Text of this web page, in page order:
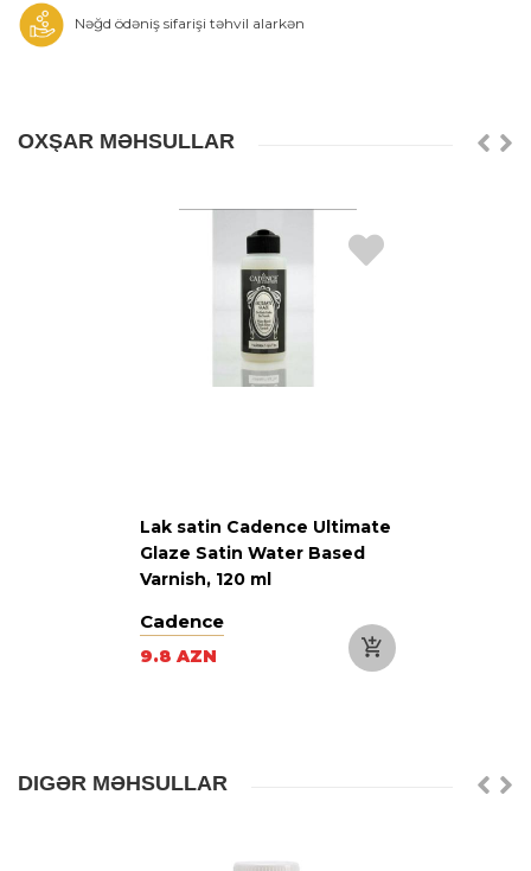
Nəğd ödəniş sifarişi təhvil alarkən
OXŞAR MƏHSULLAR
Lak satin Cadence Ultimate
Glaze Satin Water Based
Varnish, 120 ml
Cadence
9.8 AZN
DIGƏR MƏHSULLAR